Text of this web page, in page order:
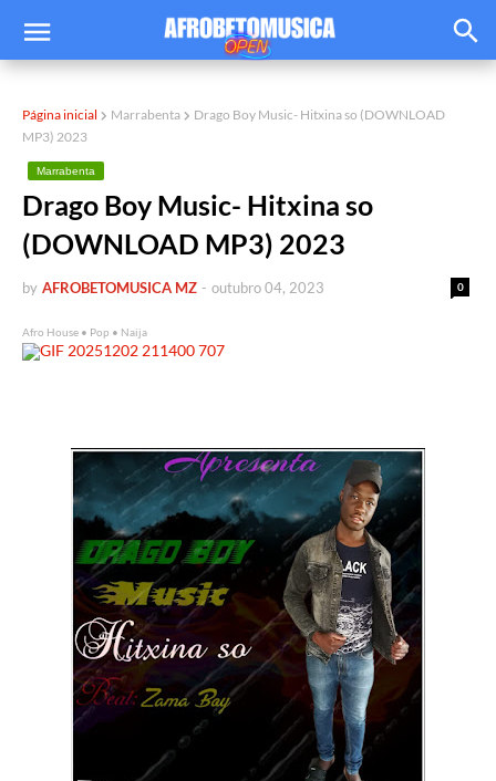
Página inicial Marrabenta
Drago Boy Music- Hitxina so (DOWNLOAD
MP3) 2023
Marrabenta
Drago Boy Music- Hitxina so
(DOWNLOAD MP3) 2023
by AFROBETOMUSICA MZ 0
- outubro 04, 2023
Afro House • Pop • Naija